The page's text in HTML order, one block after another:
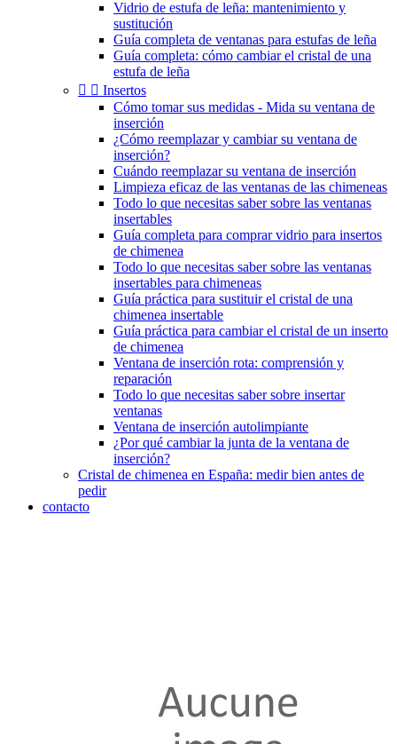
Vidrio de estufa de leña: mantenimiento y
sustitución
Guía completa de ventanas para estufas de leña
Guía completa: cómo cambiar el cristal de una
estufa de leña
  Insertos
Cómo tomar sus medidas - Mida su ventana de
inserción
¿Cómo reemplazar y cambiar su ventana de
inserción?
Cuándo reemplazar su ventana de inserción
Limpieza eficaz de las ventanas de las chimeneas
Todo lo que necesitas saber sobre las ventanas
insertables
Guía completa para comprar vidrio para insertos
de chimenea
Todo lo que necesitas saber sobre las ventanas
insertables para chimeneas
Guía práctica para sustituir el cristal de una
chimenea insertable
Guía práctica para cambiar el cristal de un inserto
de chimenea
Ventana de inserción rota: comprensión y
reparación
Todo lo que necesitas saber sobre insertar
ventanas
Ventana de inserción autolimpiante
¿Por qué cambiar la junta de la ventana de
inserción?
Cristal de chimenea en España: medir bien antes de
pedir
contacto